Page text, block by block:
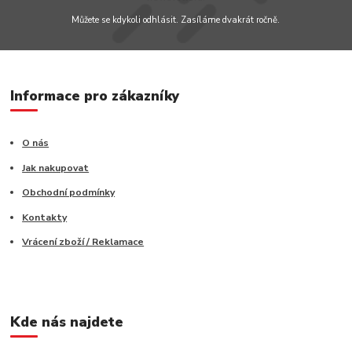
Můžete se kdykoli odhlásit. Zasíláme dvakrát ročně.
Informace pro zákazníky
O nás
Jak nakupovat
Obchodní podmínky
Kontakty
Vrácení zboží / Reklamace
Kde nás najdete